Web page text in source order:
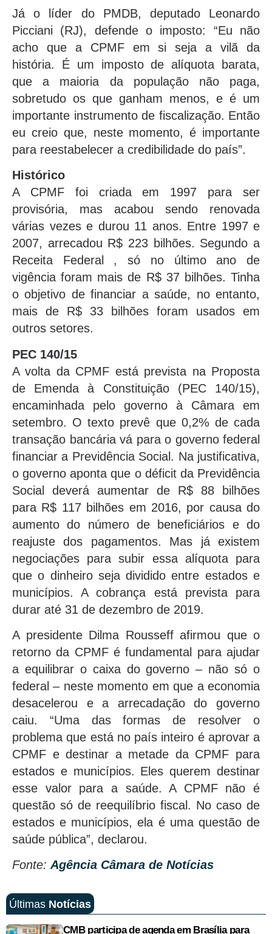
Já o líder do PMDB, deputado Leonardo
Picciani (RJ), defende o imposto: “Eu não
acho que a CPMF em si seja a vilã da
história. É um imposto de alíquota barata,
que a maioria da população não paga,
sobretudo os que ganham menos, e é um
importante instrumento de fiscalização. Então
eu creio que, neste momento, é importante
para reestabelecer a credibilidade do país”.
Histórico
A CPMF foi criada em 1997 para ser
provisória, mas acabou sendo renovada
várias vezes e durou 11 anos. Entre 1997 e
2007, arrecadou R$ 223 bilhões. Segundo a
Receita Federal , só no último ano de
vigência foram mais de R$ 37 bilhões. Tinha
o objetivo de financiar a saúde, no entanto,
mais de R$ 33 bilhões foram usados em
outros setores.
PEC 140/15
A volta da CPMF está prevista na Proposta
de Emenda à Constituição (PEC 140/15),
encaminhada pelo governo à Câmara em
setembro. O texto prevê que 0,2% de cada
transação bancária vá para o governo federal
financiar a Previdência Social. Na justificativa,
o governo aponta que o déficit da Previdência
Social deverá aumentar de R$ 88 bilhões
para R$ 117 bilhões em 2016, por causa do
aumento do número de beneficiários e do
reajuste dos pagamentos. Mas já existem
negociações para subir essa alíquota para
que o dinheiro seja dividido entre estados e
municípios. A cobrança está prevista para
durar até 31 de dezembro de 2019.
A presidente Dilma Rousseff afirmou que o
retorno da CPMF é fundamental para ajudar
a equilibrar o caixa do governo – não só o
federal – neste momento em que a economia
desacelerou e a arrecadação do governo
caiu. “Uma das formas de resolver o
problema que está no país inteiro é aprovar a
CPMF e destinar a metade da CPMF para
estados e municípios. Eles querem destinar
esse valor para a saúde. A CPMF não é
questão só de reequilíbrio fiscal. No caso de
estados e municípios, ela é uma questão de
saúde pública”, declarou.
Fonte:Agência Câmara de Notícias
Últimas Notícias
CMB participa de agenda em Brasília para